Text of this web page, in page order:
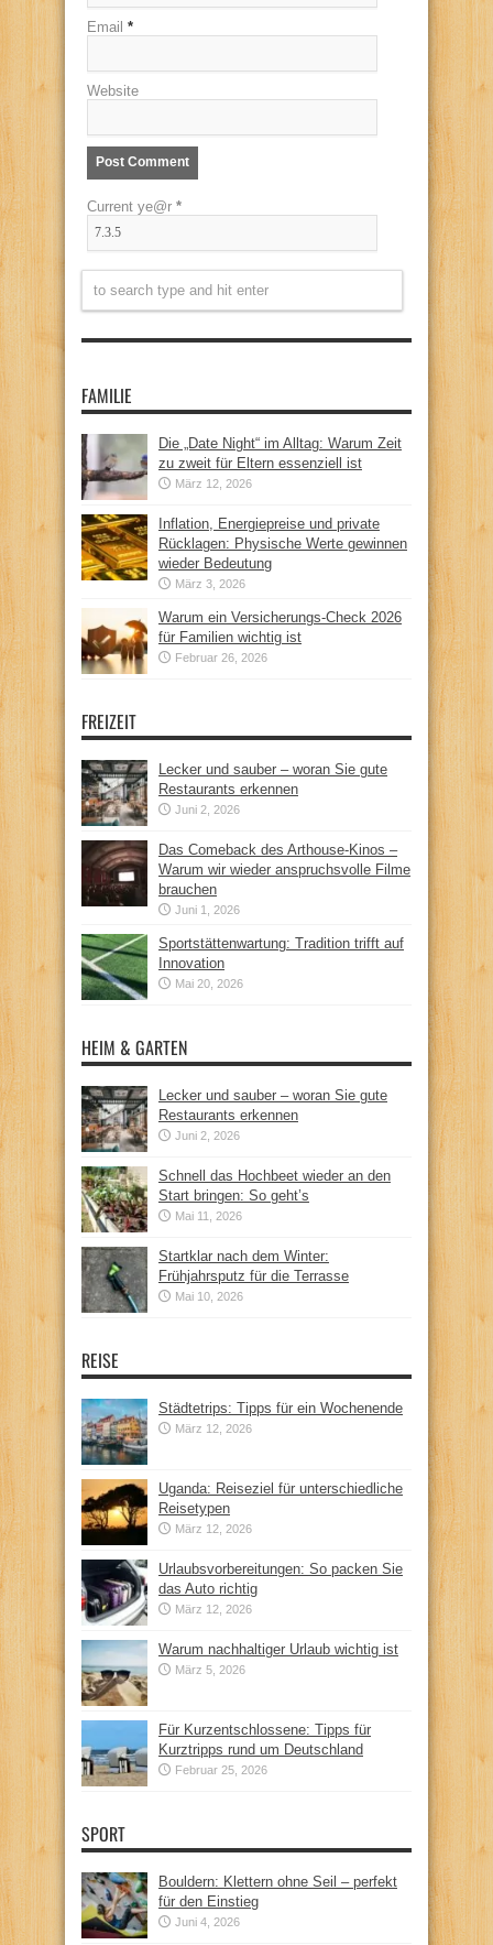
Email *
Website
Current ye@r *
FAMILIE
Die „Date Night“ im Alltag: Warum Zeit
zu zweit für Eltern essenziell ist
März 12, 2026
Inflation, Energiepreise und private
Rücklagen: Physische Werte gewinnen
wieder Bedeutung
März 3, 2026
Warum ein Versicherungs-Check 2026
für Familien wichtig ist
Februar 26, 2026
FREIZEIT
Lecker und sauber – woran Sie gute
Restaurants erkennen
Juni 2, 2026
Das Comeback des Arthouse-Kinos –
Warum wir wieder anspruchsvolle Filme
brauchen
Juni 1, 2026
Sportstättenwartung: Tradition trifft auf
Innovation
Mai 20, 2026
HEIM & GARTEN
Lecker und sauber – woran Sie gute
Restaurants erkennen
Juni 2, 2026
Schnell das Hochbeet wieder an den
Start bringen: So geht’s
Mai 11, 2026
Startklar nach dem Winter:
Frühjahrsputz für die Terrasse
Mai 10, 2026
REISE
Städtetrips: Tipps für ein Wochenende
März 12, 2026
Uganda: Reiseziel für unterschiedliche
Reisetypen
März 12, 2026
Urlaubsvorbereitungen: So packen Sie
das Auto richtig
März 12, 2026
Warum nachhaltiger Urlaub wichtig ist
März 5, 2026
Für Kurzentschlossene: Tipps für
Kurztripps rund um Deutschland
Februar 25, 2026
SPORT
Bouldern: Klettern ohne Seil – perfekt
für den Einstieg
Juni 4, 2026